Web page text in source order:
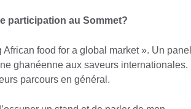
participation au Sommet?
food for a global market ». Un panel
ghanéenne aux saveurs internationales.
parcours en général.